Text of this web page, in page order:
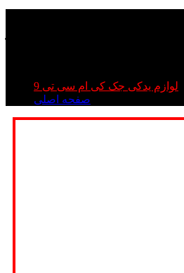
لوازم یدکی جک کی ام سی تی 9
صفحه اصلی